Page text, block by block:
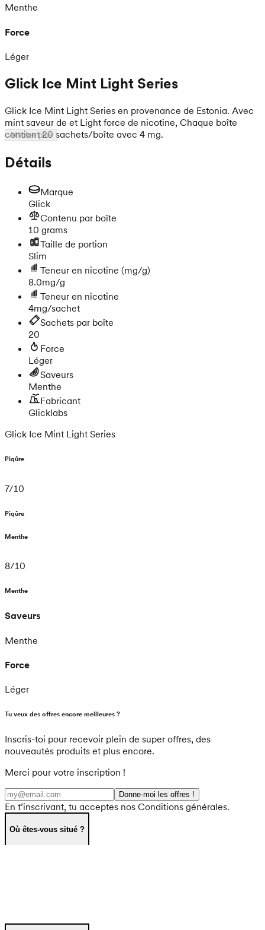
Menthe
Force
Léger
Glick Ice Mint Light Series
Glick Ice Mint Light Series en provenance de Estonia. Avec
mint saveur de et Light force de nicotine, Chaque boîte
contient 20 sachets/boîte avec 4 mg.
Afficher plus
Détails
Marque
Glick
Contenu par boîte
10 grams
Taille de portion
Slim
Teneur en nicotine (mg/g)
8.0mg/g
Teneur en nicotine
4mg/sachet
Sachets par boîte
20
Force
Léger
Saveurs
Menthe
Fabricant
Glicklabs
Glick Ice Mint Light Series
Piqûre
7/10
Piqûre
Menthe
8/10
Menthe
Saveurs
Menthe
Force
Léger
Tu veux des offres encore meilleures ?
Inscris-toi pour recevoir plein de super offres, des
nouveautés produits et plus encore.
Merci pour votre inscription !
Donne-moi les offres !
En t’inscrivant, tu acceptes nos Conditions générales.
Où êtes-vous situé ?